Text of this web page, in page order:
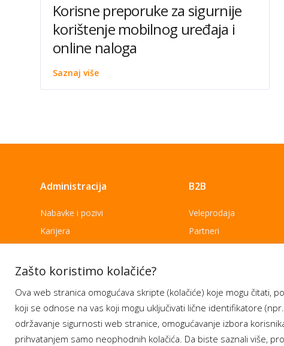
Korisne preporuke za sigurnije
korištenje mobilnog uređaja i
online naloga
Saznaj više
Administracija
Nabavke i pozivi
Karijera
Arhiva vijesti
B2B
Veleprodaja
Partneri
filmske priče
Zašto koristimo kolačiće?
Ova web stranica omogućava skripte (kolačiće) koje mogu
koji se odnose na vas koji mogu uključivati lične identifikatore
održavanje sigurnosti web stranice, omogućavanje izbora
prihvatanjem samo neophodnih kolačića. Da biste saznali više,